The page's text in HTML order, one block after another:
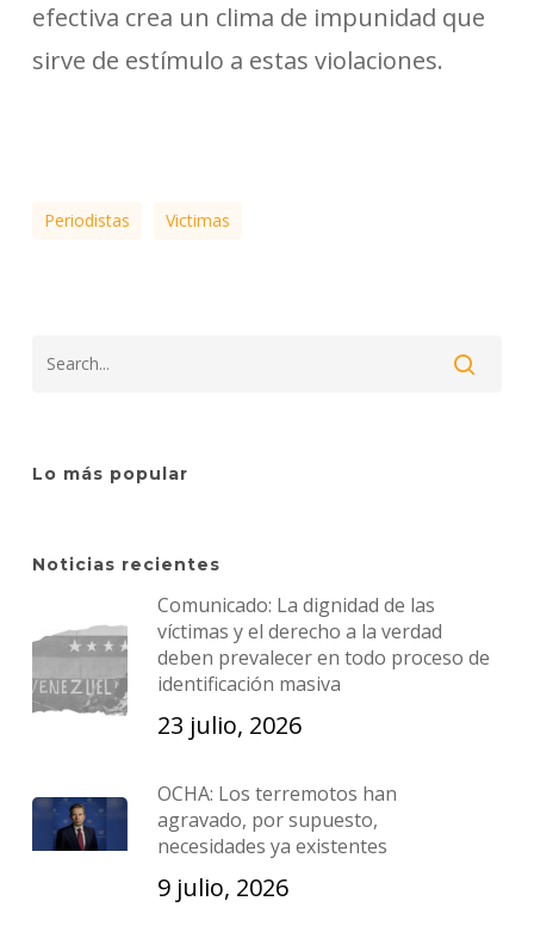
efectiva crea un clima de impunidad que
sirve de estímulo a estas violaciones.
Periodistas Victimas
Lo más popular
Noticias recientes
Comunicado: La dignidad de las
víctimas y el derecho a la verdad
deben prevalecer en todo proceso de
identificación masiva
23 julio, 2026
OCHA: Los terremotos han
agravado, por supuesto,
necesidades ya existentes
9 julio, 2026